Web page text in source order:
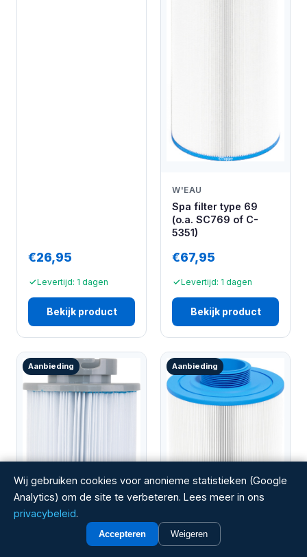
€26,95
Levertijd: 1 dagen
Bekijk product
W'EAU
Spa filter type 69
(o.a. SC769 of C-
5351)
€67,95
Levertijd: 1 dagen
Bekijk product
Aanbieding
Spa filter type 102
Aanbieding
Wij gebruiken cookies voor anonieme statistieken (Google
Analytics) om de site te verbeteren. Lees meer in ons
privacybeleid.
Accepteren Weigeren